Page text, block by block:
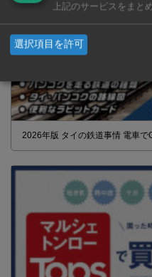
2026年版 タイの鉄道事情 電車で
上記のサービスをまと
選択項目を許可